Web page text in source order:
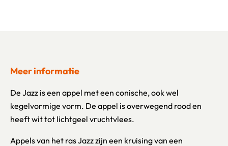
Meer informatie
De Jazz is een appel met een conische, ook wel
kegelvormige vorm. De appel is overwegend rood en
heeft wit tot lichtgeel vruchtvlees.
Appels van het ras Jazz zijn een kruising van een